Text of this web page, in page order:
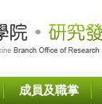
成員及職掌